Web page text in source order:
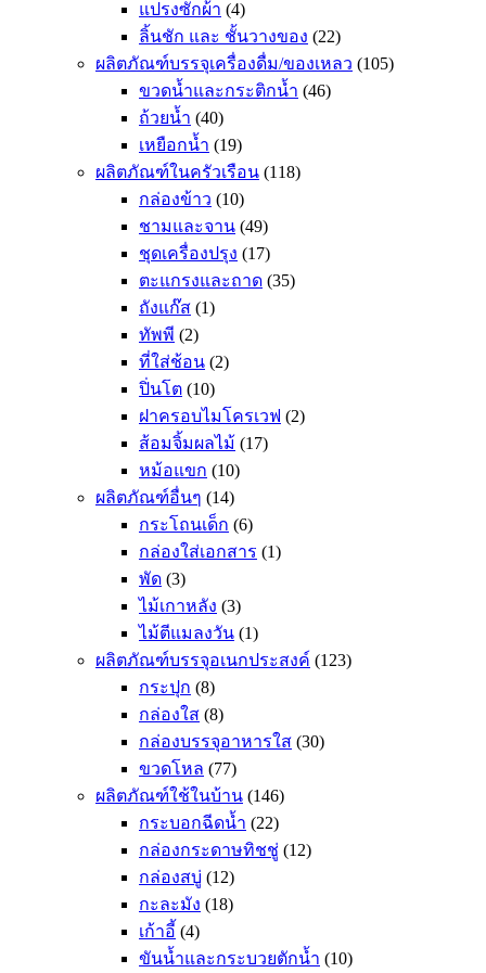
แปรงซักผ้า (4)
ลิ้นชัก และ ชั้นวางของ (22)
ผลิตภัณฑ์บรรจุเครื่องดื่ม/ของเหลว (105)
ขวดน้ำและกระติกน้ำ (46)
ถ้วยน้ำ (40)
เหยือกน้ำ (19)
ผลิตภัณฑ์ในครัวเรือน (118)
กล่องข้าว (10)
ชามและจาน (49)
ชุดเครื่องปรุง (17)
ตะแกรงและถาด (35)
ถังแก๊ส (1)
ทัพพี (2)
ที่ใส่ช้อน (2)
ปิ่นโต (10)
ฝาครอบไมโครเวฟ (2)
ส้อมจิ้มผลไม้ (17)
หม้อแขก (10)
ผลิตภัณฑ์อื่นๆ (14)
กระโถนเด็ก (6)
กล่องใส่เอกสาร (1)
พัด (3)
ไม้เกาหลัง (3)
ไม้ตีแมลงวัน (1)
ผลิตภัณฑ์บรรจุอเนกประสงค์ (123)
กระปุก (8)
กล่องใส (8)
กล่องบรรจุอาหารใส (30)
ขวดโหล (77)
ผลิตภัณฑ์ใช้ในบ้าน (146)
กระบอกฉีดน้ำ (22)
กล่องกระดาษทิชชู่ (12)
กล่องสบู่ (12)
กะละมัง (18)
เก้าอี้ (4)
ขันน้ำและกระบวยตักน้ำ (10)